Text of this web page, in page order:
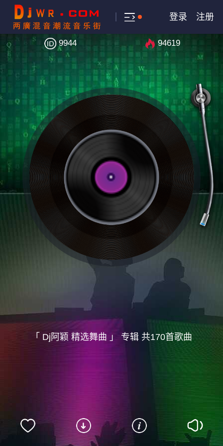
登录 注册
「 Dj阿颖 精选舞曲 」 专辑 共170首歌曲
9944 94619